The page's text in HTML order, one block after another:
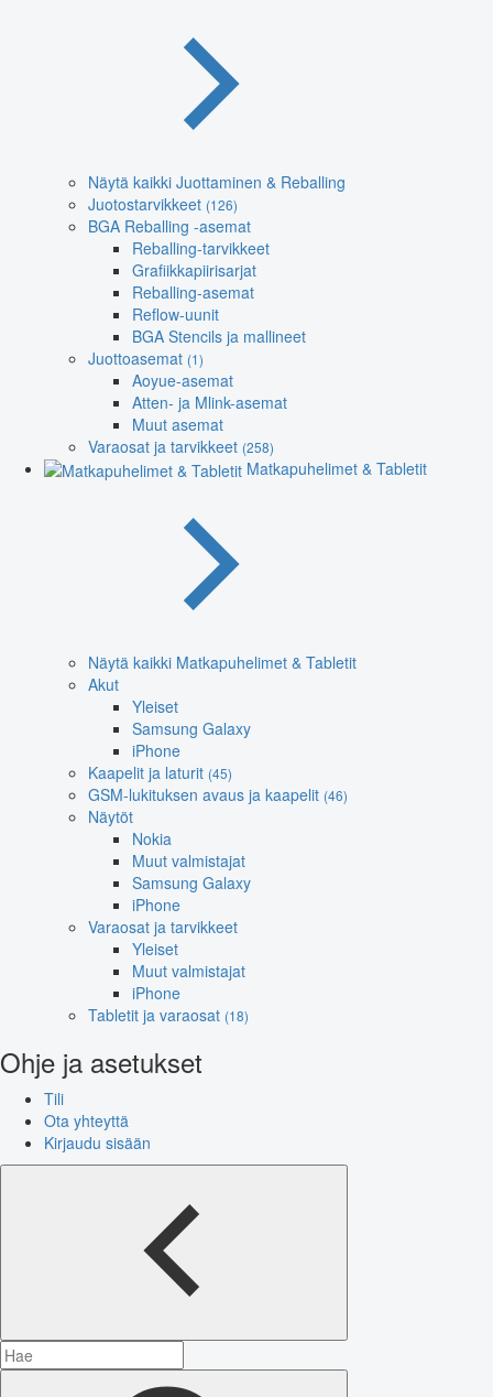
Näytä kaikki Juottaminen & Reballing
Juotostarvikkeet (126)
BGA Reballing -asemat
Reballing-tarvikkeet
Grafiikkapiirisarjat
Reballing-asemat
Reflow-uunit
BGA Stencils ja mallineet
Juottoasemat (1)
Aoyue-asemat
Atten- ja Mlink-asemat
Muut asemat
Varaosat ja tarvikkeet (258)
Matkapuhelimet & Tabletit
Näytä kaikki Matkapuhelimet & Tabletit
Akut
Yleiset
Samsung Galaxy
iPhone
Kaapelit ja laturit (45)
GSM-lukituksen avaus ja kaapelit (46)
Näytöt
Nokia
Muut valmistajat
Samsung Galaxy
iPhone
Varaosat ja tarvikkeet
Yleiset
Muut valmistajat
iPhone
Tabletit ja varaosat (18)
Ohje ja asetukset
Tili
Ota yhteyttä
Kirjaudu sisään